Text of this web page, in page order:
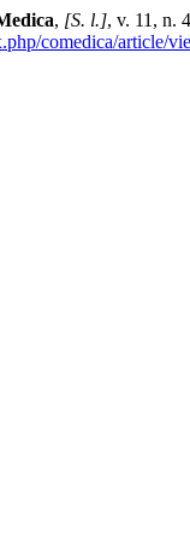
, [S. l.], v. 11, n.
comedica/article/